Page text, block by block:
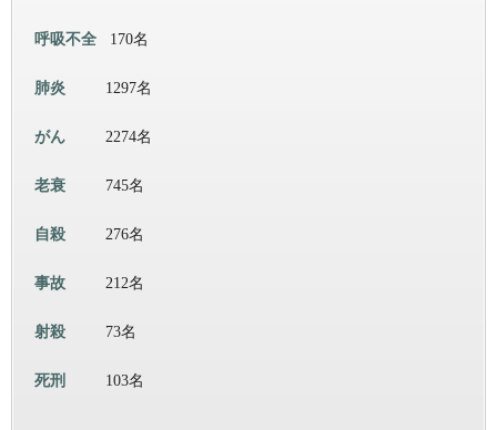
呼吸不全 170名
肺炎 1297名
がん 2274名
老衰 745名
自殺 276名
事故 212名
射殺 73名
死刑 103名